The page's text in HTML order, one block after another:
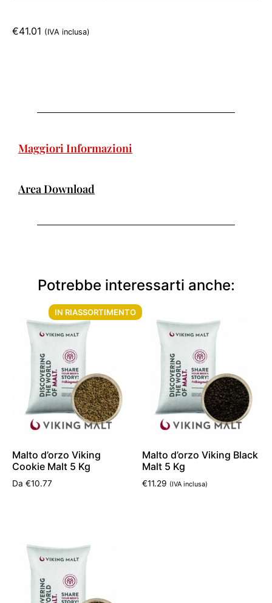
€41.01 (IVA inclusa)
Maggiori Informazioni
Area Download
Potrebbe interessarti anche:
IN RIASSORTIMENTO
Malto d’orzo Viking
Cookie Malt 5 Kg
Da €10.77
Malto d’orzo Viking Black
Malt 5 Kg
€11.29 (IVA inclusa)